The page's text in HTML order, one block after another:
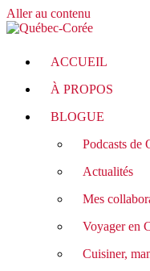
Aller au contenu
ACCUEIL
À PROPOS
BLOGUE
Podcasts de
Actualités
Mes
Voyager en
Cuisiner,